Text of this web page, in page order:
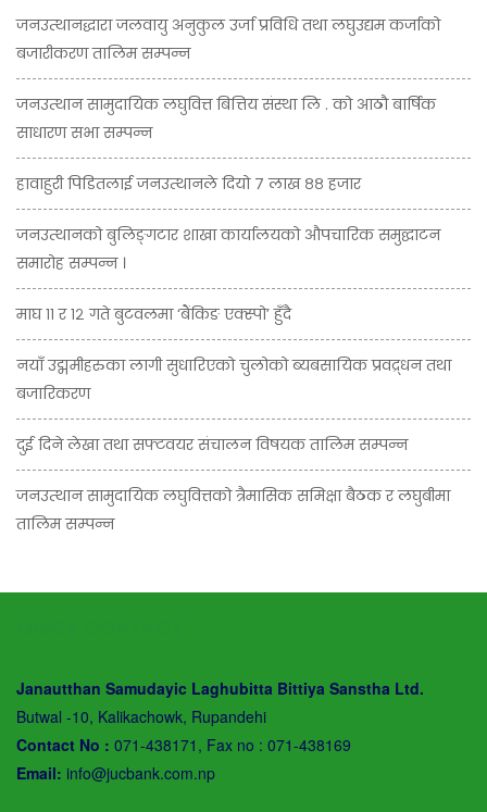
जनउत्थानद्धारा जलवायु अनुकुल उर्जा प्रविधि तथा लघुउद्यम कर्जाको
बजारीकरण तालिम सम्पन्न
जनउत्थान सामुदायिक लघुवित्त बित्तिय संस्था लि . को आठौ बार्षिक
साधारण सभा सम्पन्न
हावाहुरी पिडितलाई जनउत्थानले दियो ७ लाख ८८ हजार
जनउत्थानको बुलिङ्गटार शाखा कार्यालयको औपचारिक समुद्घाटन
समारोह सम्पन्न ।
माघ ११ र १२ गते बुटवलमा ‘बैंकिङ एक्स्पो’ हुँदै
नयाँ उद्ममीहरुका लागी सुधारिएको चुलोको ब्यबसायिक प्रवद्र्धन तथा
बजारिकरण
दुई दिने लेखा तथा सफ्टवयर संचालन विषयक तालिम सम्पन्न
जनउत्थान सामुदायिक लघुवित्तको त्रैमासिक समिक्षा बैठक र लघुबीमा
तालिम सम्पन्न
Janautthan Samudayic Laghubitta Bittiya Sanstha Ltd.
Butwal -10, Kalikachowk, Rupandehi
Contact No : 071-438171, Fax no : 071-438169
Email: info@jucbank.com.np